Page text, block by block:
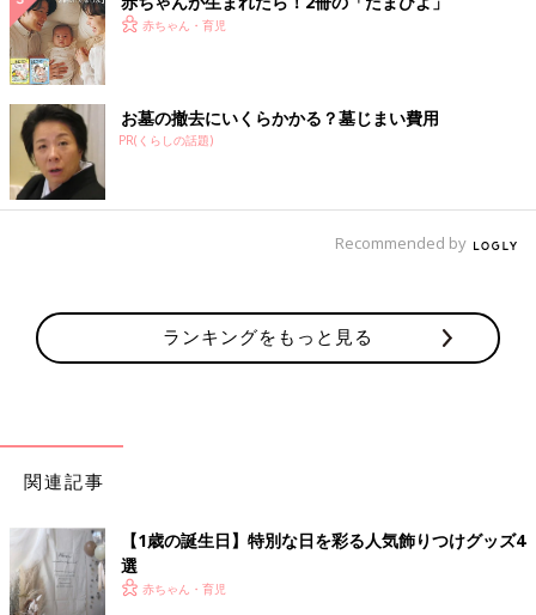
赤ちゃん・育児
お墓の撤去にいくらかかる？墓じまい費用
PR(くらしの話題)
Recommended by
ランキングをもっと見る
関連記事
【1歳の誕生日】特別な日を彩る人気飾りつけグッズ4
選
赤ちゃん・育児